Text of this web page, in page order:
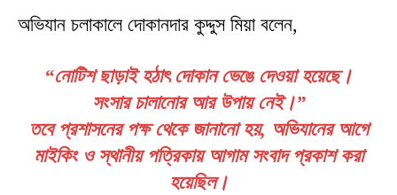
অভিযান চলাকালে দোকানদার কুদ্দুস মিয়া বলেন,
“নোটিশ ছাড়াই হঠাৎ দোকান ভেঙে দেওয়া হয়েছে।
সংসার চালানোর আর উপায় নেই।”
তবে প্রশাসনের পক্ষ থেকে জানানো হয়, অভিযানের আগে
মাইকিং ও স্থানীয় পত্রিকায় আগাম সংবাদ প্রকাশ করা
হয়েছিল।